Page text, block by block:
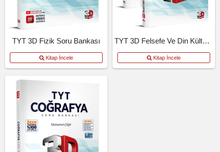
TYT 3D Fizik Soru Bankası
Kitap İncele
TYT 3D Felsefe Ve Din Kültürü Soru Bankası
Kitap İncele